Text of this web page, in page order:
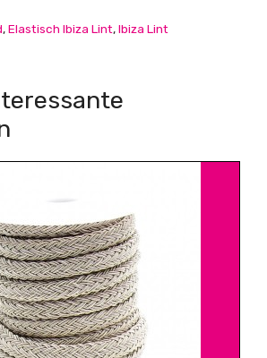
aantal
,Elastisch Ibiza Lint,Ibiza Lint